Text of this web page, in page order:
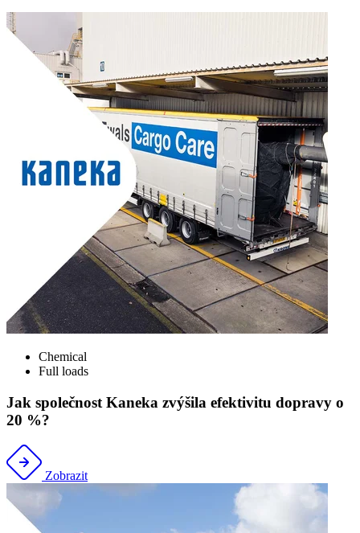
Chemical
Full loads
Jak společnost Kaneka zvýšila efektivitu dopravy o
20 %?
Zobrazit